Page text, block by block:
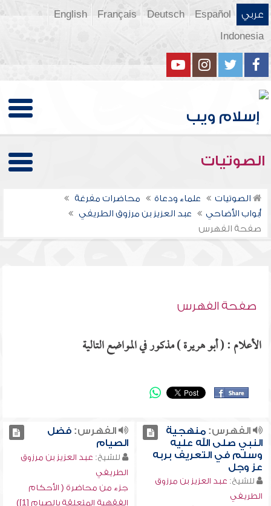
عربي Español
Deutsch
Français
English
Indonesia
الصوتيات
الصوتيات علماء ودعاة
محاضرات مفرغة
أبواب الأضاحي
عبد العزيز بن مرزوق الطريفي
صفحة الفهرس
صفحة الفهرس
الأعلام : ( أبو هريرة ) مذكور في المواضع التالية
الفهرس:منهجية
النبي صلى الله عليه
وسلم في التعريف بربه
عز وجل
للشيخ: عبد العزيز بن مرزوق
الطريفي
الفهرس:فضل
الصيام
للشيخ: عبد العزيز بن مرزوق
الطريفي
جزء من محاضرة ( الأحكام
الفقهية المتعلقة بالصيام [1])